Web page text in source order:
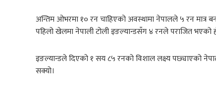
अन्तिम ओभरमा १० रन चाहिएको अवस्थामा नेपालले ५ रन
पहिलो खेलमा नेपाली टोली इङल्यान्डसँग ४ रनले पराजित भएको
इङल्यान्डले दिएको १ सय ८५ रनको विशाल लक्ष्य पछ्याएको
सक्यो।